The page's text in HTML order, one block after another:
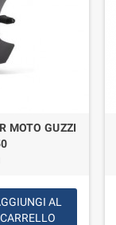
MOTO GUZZI
AL
CARRELLO